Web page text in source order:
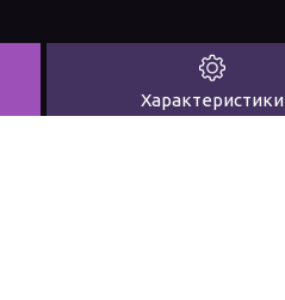
Характеристики